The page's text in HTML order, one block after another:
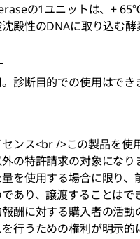
の1ユニットは、+
殿性のDNAに取り込む酵
診断目的での使用はでき
ンス<br />この製品を使
の特許請求の対象にな
を使用する場合に限り
あり、譲渡することは
酬に対する購入者の活
行うための権利が明示